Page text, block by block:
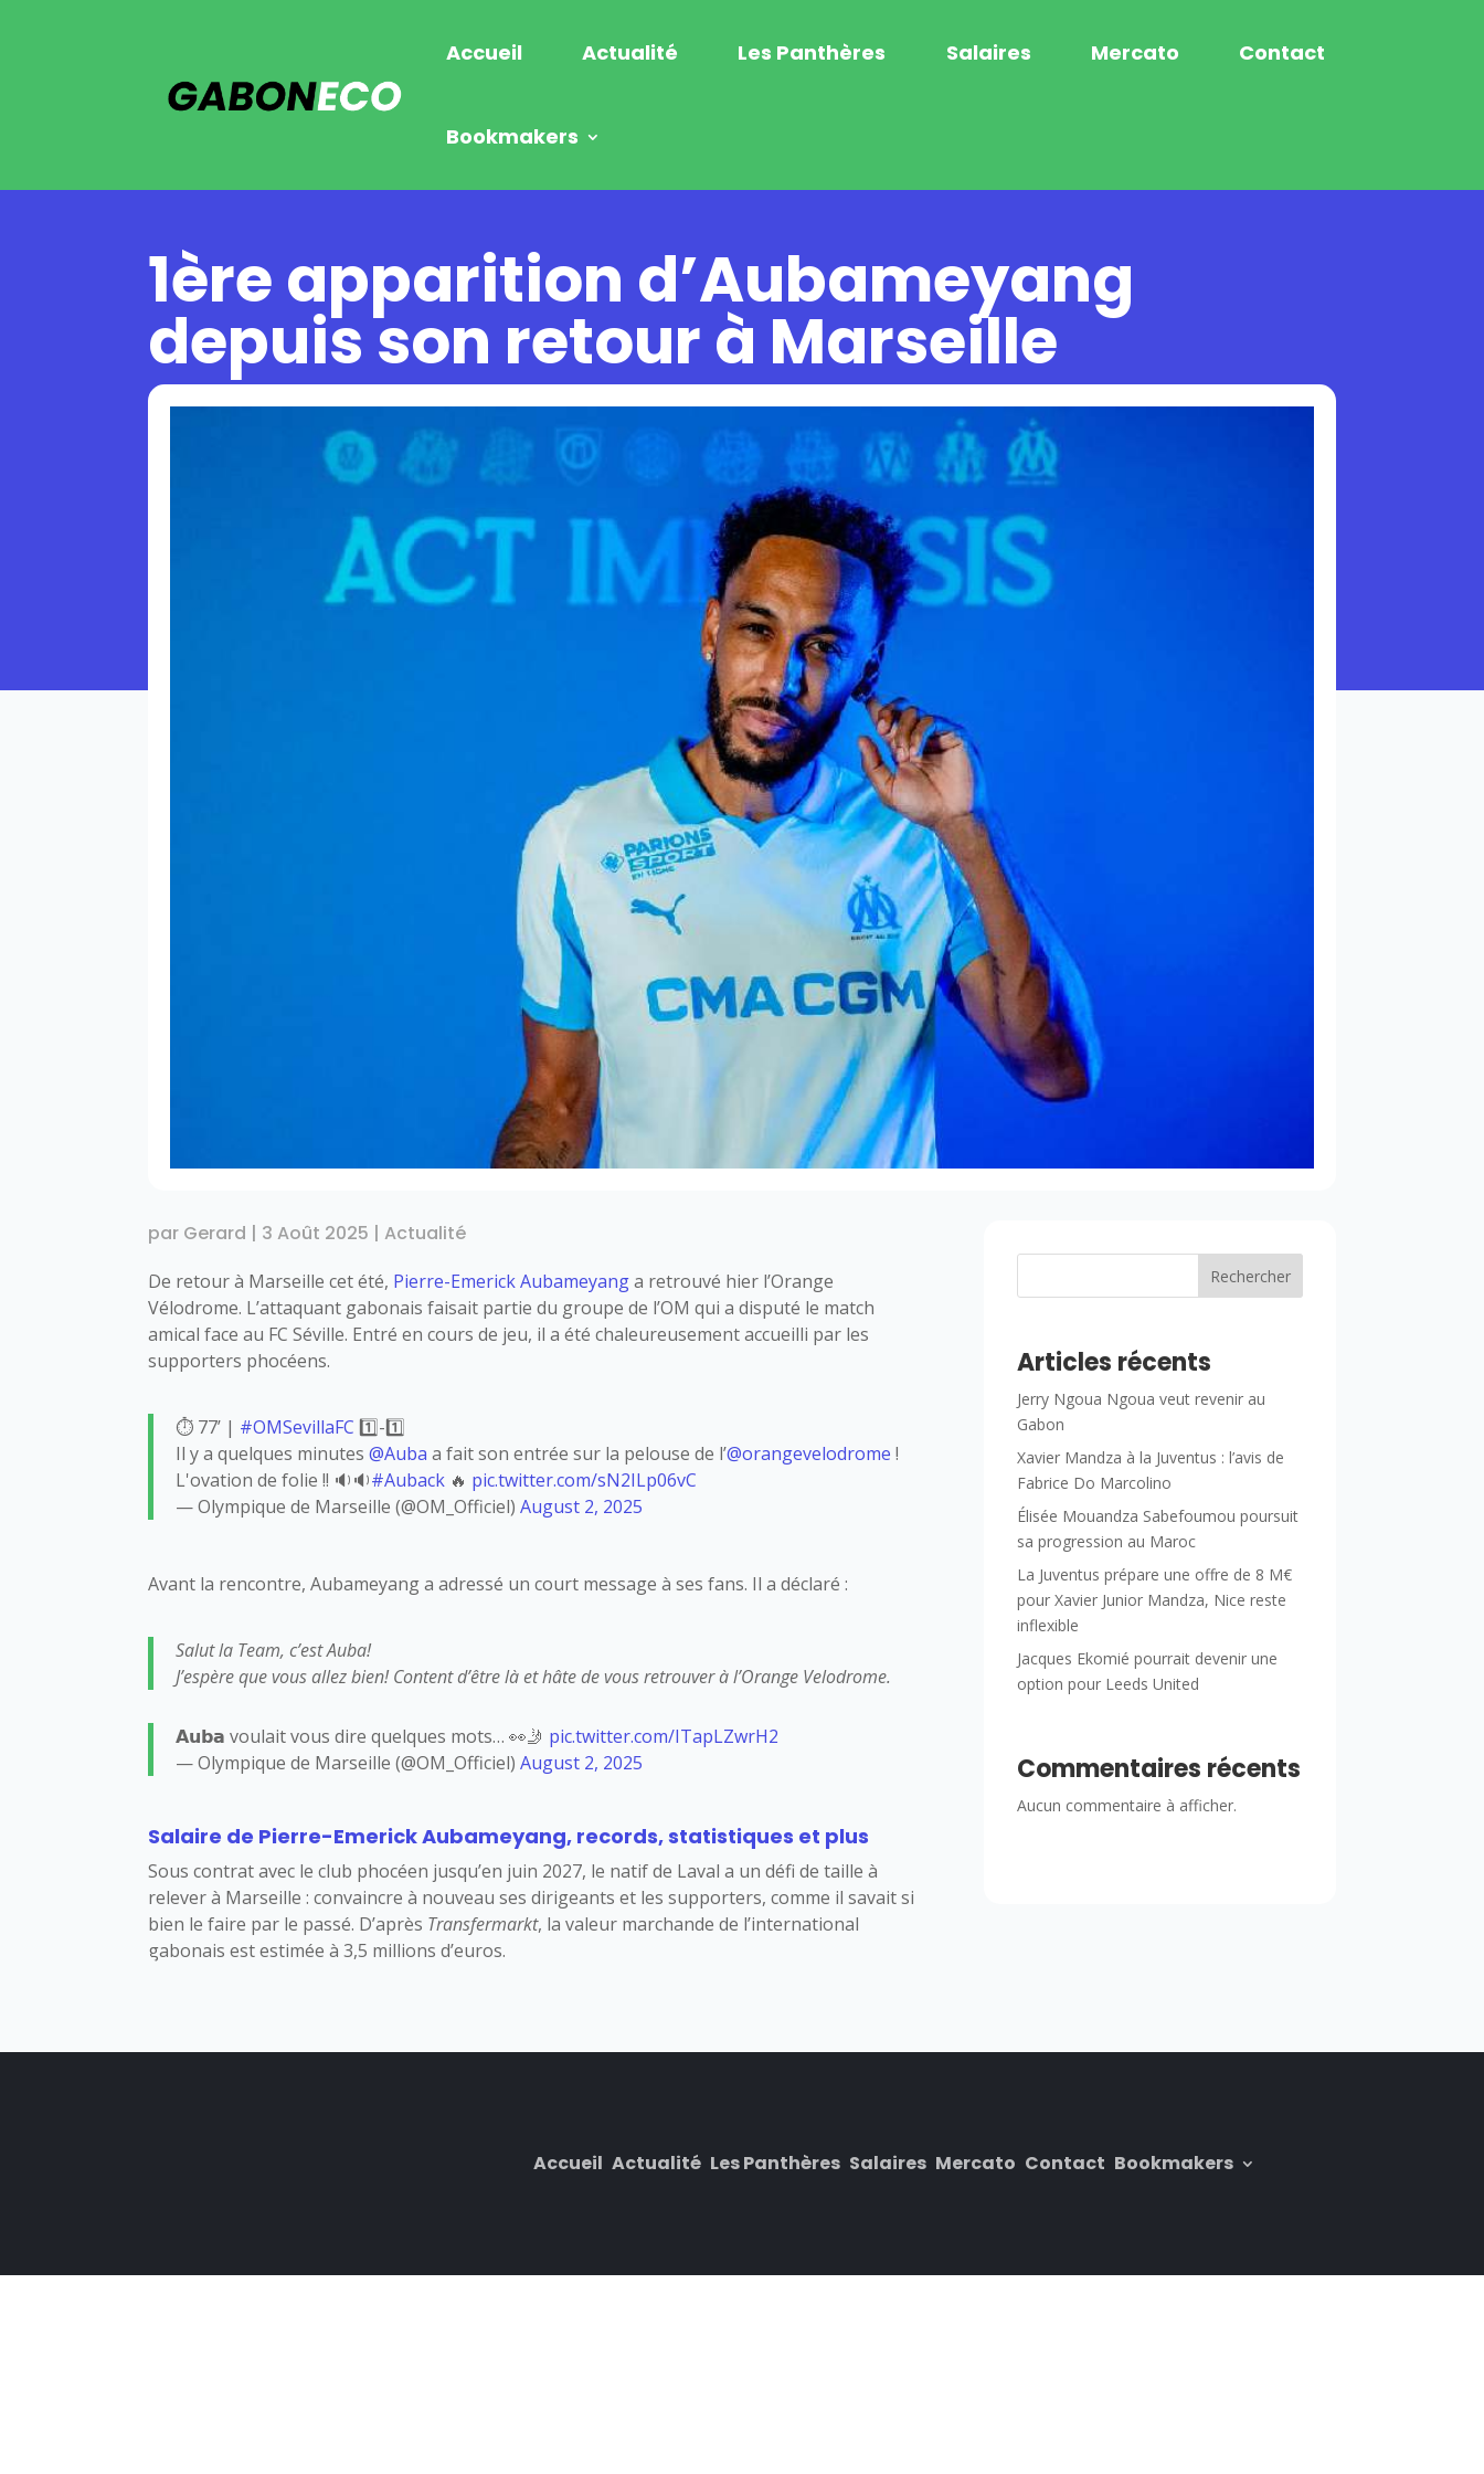
Accueil Actualité Les Panthères Salaires Mercato Contact
Bookmakers
1ère apparition d’Aubameyang
depuis son retour à Marseille
par Gerard | 3 Août 2025 |Actualité
De retour à Marseille cet été, Pierre-Emerick Aubameyanga retrouvé hier l’Orange
Vélodrome. L’attaquant gabonais faisait partie du groupe de l’OM qui a disputé le match
amical face au FC Séville. Entré en cours de jeu, il a été chaleureusement accueilli par les
supporters phocéens.
⏱ 77’ | #OMSevillaFC 1️⃣-1️⃣
Il y a quelques minutes@Auba a fait son entrée sur la pelouse de l’@orangevelodrome !
L'ovation de folie !! 🔉🔉#Auback 🔥 pic.twitter.com/sN2ILp06vC
— Olympique de Marseille (@OM_Officiel)August 2, 2025
Avant la rencontre, Aubameyang a adressé un court message à ses fans. Il a déclaré :
Salut la Team, c’est Auba!
J’espère que vous allez bien! Content d’être là et hâte de vous retrouver à l’Orange Velodrome.
𝗔𝘂𝗯𝗮 voulait vous dire quelques mots… 👀🤳 pic.twitter.com/ITapLZwrH2
— Olympique de Marseille (@OM_Officiel)August 2, 2025
Salaire de Pierre-Emerick Aubameyang, records, statistiques et plus
Sous contrat avec le club phocéen jusqu’en juin 2027, le natif de Laval a un défi de taille à
relever à Marseille : convaincre à nouveau ses dirigeants et les supporters, comme il savait si
bien le faire par le passé. D’après Transfermarkt, la valeur marchande de l’international
gabonais est estimée à 3,5 millions d’euros.
Rechercher
Articles récents
Jerry Ngoua Ngoua veut revenir au
Gabon
Xavier Mandza à la Juventus : l’avis de
Fabrice Do Marcolino
Élisée Mouandza Sabefoumou poursuit
sa progression au Maroc
La Juventus prépare une offre de 8 M€
pour Xavier Junior Mandza, Nice reste
inflexible
Jacques Ekomié pourrait devenir une
option pour Leeds United
Commentaires récents
Aucun commentaire à afficher.
Accueil Actualité Les Panthères Salaires Mercato Contact Bookmakers